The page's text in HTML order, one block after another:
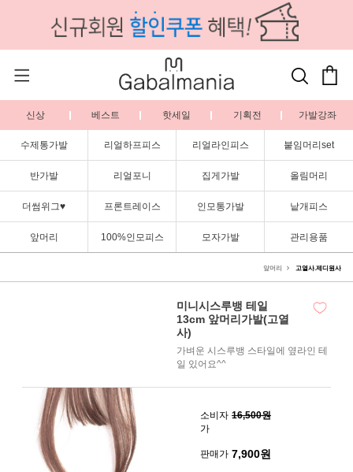
신상 베스트 핫세일 기획전 가발강좌
수제통가발 리얼하프피스 리얼라인피스 붙임머리set
반가발 리얼포니 집게가발 올림머리
더썸위그♥ 프론트레이스 인모통가발 낱개피스
앞머리 100%인모피스 모자가발 관리용품
앞머리 고열사.제디원사
미니시스루뱅 테일
13cm 앞머리가발(고열
사)
가벼운 시스루뱅 스타일에 옆라인 테
일 있어요^^
소비자
가
16,500원
판매가 7,900원